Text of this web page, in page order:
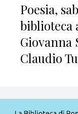
Poesia,
biblioteca
Giovanna
Claudio